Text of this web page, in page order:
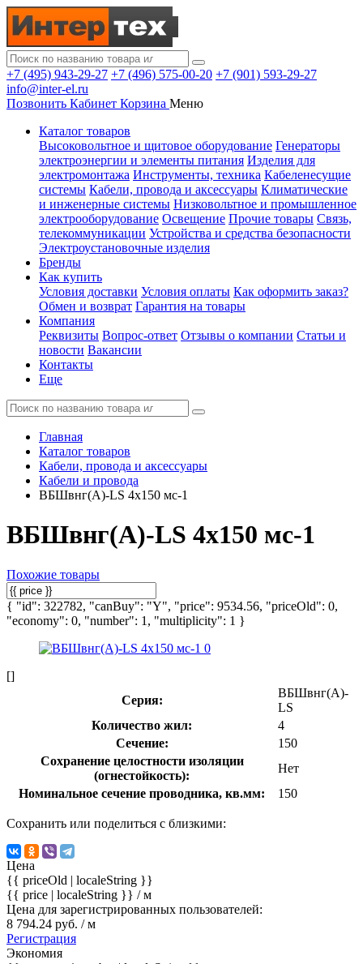
+7 (495) 943-29-27 +7 (496) 575-00-20 +7 (901) 593-29-27
info@inter-el.ru
Позвонить Кабинет Корзина Меню
Каталог товаров
Высоковольтное и щитовое оборудование Генераторы
электроэнергии и элементы питания Изделия для
электромонтажа Инструменты, техника Кабеленесущие
системы Кабели, провода и аксессуары Климатические
и инженерные системы Низковольтное и промышленное
электрооборудование Освещение Прочие товары Связь,
телекоммуникации Устройства и средства безопасности
Электроустановочные изделия
Бренды
Как купить
Условия доставки Условия оплаты Как оформить заказ?
Обмен и возврат Гарантия на товары
Компания
Реквизиты Вопрос-ответ Отзывы о компании Статьи и
новости Вакансии
Контакты
Еще
Главная
Каталог товаров
Кабели, провода и аксессуары
Кабели и провода
ВБШвнг(А)-LS 4х150 мс-1
ВБШвнг(А)-LS 4х150 мс-1
Похожие товары
{ "id": 322782, "canBuy": "Y", "price": 9534.56, "priceOld": 0,
"economy": 0, "number": 1, "multiplicity": 1 }
[]
Серия:
ВБШвнг(А)-
LS
Количество жил:
4
Сечение:
150
Сохранение целостности изоляции
(огнестойкость):
Нет
Номинальное сечение проводника, кв.мм:
150
Сохранить или поделиться с близкими:
Цена
{{ priceOld | localeString }}
{{ price | localeString }} / м
Цена для зарегистрированных пользователей:
8 794.24 руб. / м
Регистрация
Экономия